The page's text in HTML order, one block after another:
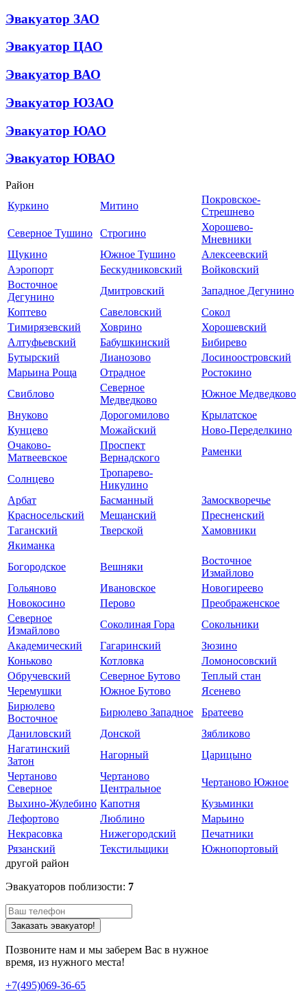
Эвакуатор ЗАО
Эвакуатор ЦАО
Эвакуатор ВАО
Эвакуатор ЮЗАО
Эвакуатор ЮАО
Эвакуатор ЮВАО
Район
Куркино
Митино
Покровское-
Стрешнево
Северное Тушино
Строгино
Хорошево-
Мневники
Щукино
Южное Тушино
Алексеевский
Аэропорт
Бескудниковский
Войковский
Восточное
Дегунино
Дмитровский
Западное Дегунино
Коптево
Савеловский
Сокол
Тимирязевский
Ховрино
Хорошевский
Алтуфьевский
Бабушкинский
Бибирево
Бутырский
Лианозово
Лосиноостровский
Марьина Роща
Отрадное
Ростокино
Свиблово
Северное
Медведково
Южное Медведково
Внуково
Дорогомилово
Крылатское
Кунцево
Можайский
Ново-Переделкино
Очаково-
Матвеевское
Проспект
Вернадского
Раменки
Солнцево
Тропарево-
Никулино
Арбат
Басманный
Замоскворечье
Красносельский
Мещанский
Пресненский
Таганский
Тверской
Хамовники
Якиманка
Богородское
Вешняки
Восточное
Измайлово
Гольяново
Ивановское
Новогиреево
Новокосино
Перово
Преображенское
Северное
Измайлово
Соколиная Гора
Сокольники
Академический
Гагаринский
Зюзино
Коньково
Котловка
Ломоносовский
Обручевский
Северное Бутово
Теплый стан
Черемушки
Южное Бутово
Ясенево
Бирюлево
Восточное
Бирюлево Западное
Братеево
Даниловский
Донской
Зябликово
Нагатинский
Затон
Нагорный
Царицыно
Чертаново
Северное
Чертаново
Центральное
Чертаново Южное
Выхино-Жулебино Капотня
Кузьминки
Лефортово
Люблино
Марьино
Некрасовка
Нижегородский
Печатники
Рязанский
Текстильщики
Южнопортовый
другой район
Эвакуаторов поблизости: 7
Заказать эвакуатор!
Позвоните нам и мы заберем Вас в нужное
время, из нужного места!
+7(495)069-36-65